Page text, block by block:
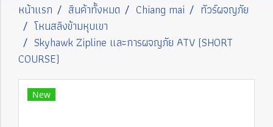
หน้าแรก สินค้าทั้งหมด Chiang mai
ทัวร์ผจญภัย
โหนสลิงข้ามหุบเขา
Skyhawk Zipline และการผจญภัย ATV (SHORT
COURSE)
New